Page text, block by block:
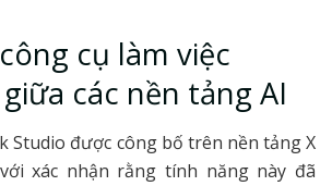
cụ làm việc
các nền tảng AI
Studio được công bố trên nền tảng X
xác nhận rằng tính năng này đã